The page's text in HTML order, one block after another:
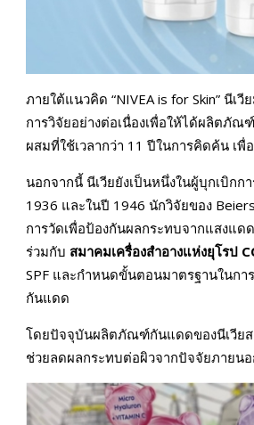
ภายใต้แนวคิด “NIVEA is for Skin” นี
การวิจัยอย่างต่อเนื่องเพื่อให้ได้ผลิตภั
ผสมที่ใช้เวลากว่า 11 ปีในการคิดค้น เ
นอกจากนี้ นีเวียยังเป็นหนึ่งในผู้บุกเบิก
1936 และในปี 1946 นักวิจัยของ
การวัดเพื่อป้องกันผลกระทบจากแสงแ
ร่วมกับ สมาคมเครื่องสำอางแห่งยุโรป
SPF และกำหนดขั้นตอนมาตรฐานในก
กันแดด
โดยปัจจุบันผลิตภัณฑ์กันแดดของนีเวียส
ช่วยลดผลกระทบต่อผิวจากปัจจัยภายน